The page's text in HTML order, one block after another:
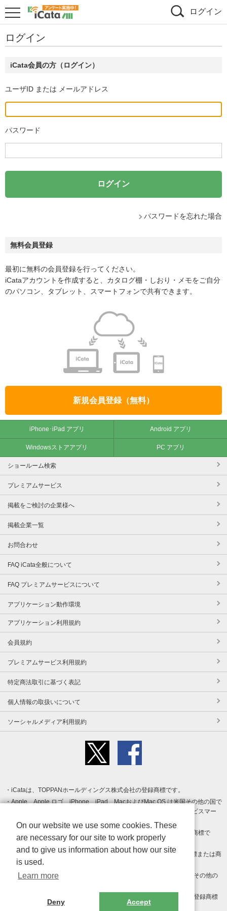
ログイン
ログイン
iCata会員の方（ログイン）
ユーザID または メールアドレス
パスワード
パスワードを忘れた場合
無料会員登録
最初に無料の会員登録を行ってください。
iCataアカウントを作成すると、カタログ棚・しおり・メモをご自分
のパソコン、タブレット、スマートフォンで共有できます。
新規会員登録（無料）
iPhone･iPad アプリ Android アプリ
Windowsストアアプリ PC アプリ
ショールーム検索
プレミアムサービス
掲載をご検討の企業様へ
掲載企業一覧
お問合わせ
FAQ iCata全般について
FAQ プレミアムサービスについて
アプリケーション動作環境
アプリケーション利用規約
会員規約
プレミアムサービス利用規約
特定商法取引に基づく表記
個人情報の取扱いについて
ソーシャルメディア利用規約
iCataは、TOPPANホールディングス株式会社の登録商標です。
Apple、Apple ロゴ、iPhone、iPad、MacおよびMac OS は米国その他の国で
登録された Apple Inc. の商標です。App Store は Apple Inc. のサービスマー
クです。
Android、Google Play および Google Play ロゴ は Google LLC の商標で
す。
Windows は Microsoft Inc.の米国およびその他の国における登録商標または商
標です。
Adobe、Adobe Reader、Adobe PDF は、Adobe Inc.の米国およびその他の
その他、記載されている会社名、商品名、ロゴは各社の商標または登録商標
On our website we use some cookies. These
are necessary for our site to work properly
and to give us information about how our site
is used.
Learn more
Deny Accept